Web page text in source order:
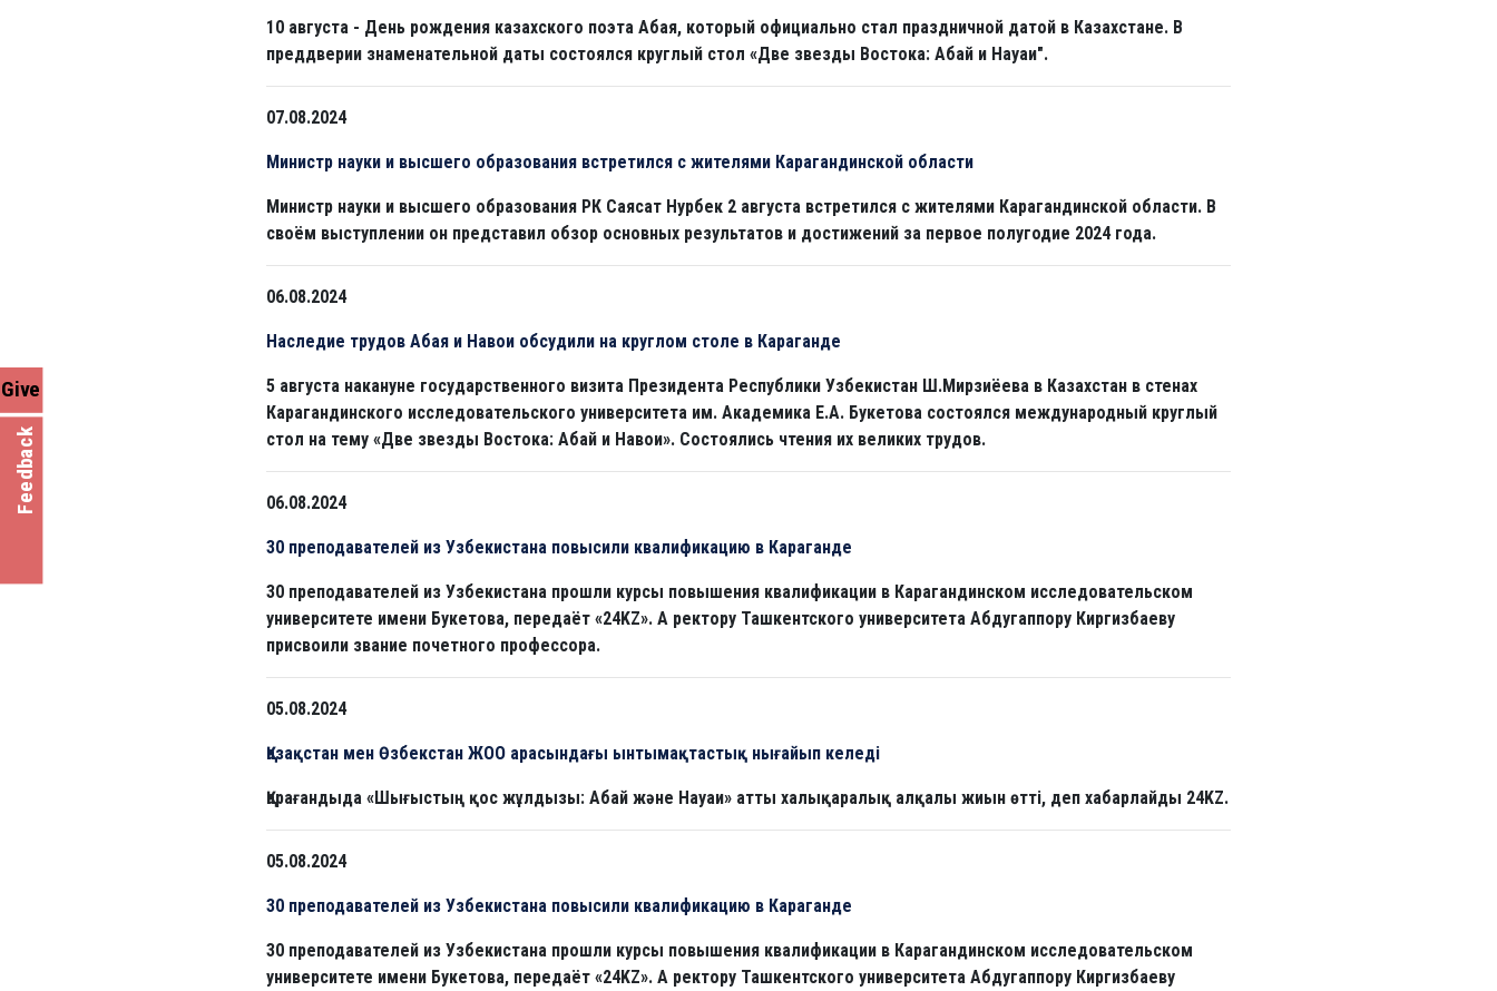
Feedback
Give
10 августа - День рождения казахского поэта Абая, который официально стал праздничной датой в Казахстане. В
преддверии знаменательной даты состоялся круглый стол «Две звезды Востока: Абай и Науаи".
07.08.2024
Министр науки и высшего образования встретился с жителями Карагандинской области
Министр науки и высшего образования РК Саясат Нурбек 2 августа встретился с жителями Карагандинской области. В
своём выступлении он представил обзор основных результатов и достижений за первое полугодие 2024 года.
06.08.2024
Наследие трудов Абая и Навои обсудили на круглом столе в Караганде
5 августа накануне государственного визита Президента Республики Узбекистан Ш.Мирзиёева в Казахстан в стенах
Карагандинского исследовательского университета им. Академика Е.А. Букетова состоялся международный круглый
стол на тему «Две звезды Востока: Абай и Навои». Состоялись чтения их великих трудов.
06.08.2024
30 преподавателей из Узбекистана повысили квалификацию в Караганде
30 преподавателей из Узбекистана прошли курсы повышения квалификации в Карагандинском исследовательском
университете имени Букетова, передаёт «24KZ». А ректору Ташкентского университета Абдугаппору Киргизбаеву
присвоили звание почетного профессора.
05.08.2024
Қазақстан мен Өзбекстан ЖОО арасындағы ынтымақтастық нығайып келеді
Қарағандыда «Шығыстың қос жұлдызы: Абай және Науаи» атты халықаралық алқалы жиын өтті, деп хабарлайды 24KZ.
05.08.2024
30 преподавателей из Узбекистана повысили квалификацию в Караганде
30 преподавателей из Узбекистана прошли курсы повышения квалификации в Карагандинском исследовательском
университете имени Букетова, передаёт «24KZ». А ректору Ташкентского университета Абдугаппору Киргизбаеву